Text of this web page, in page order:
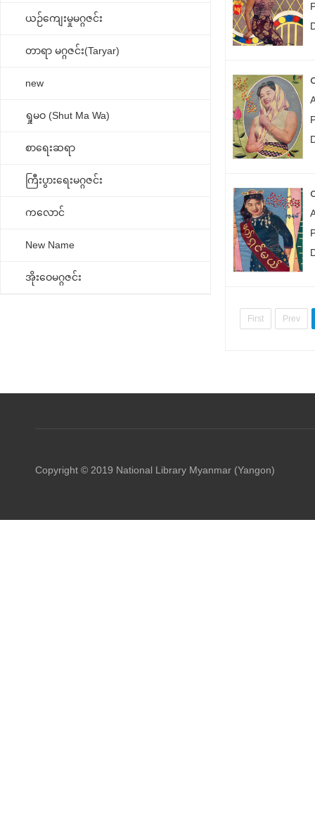
ယဉ်ကျေးမှုမဂ္ဂဇင်း
တာရာ မဂ္ဂဇင်း(Taryar)
new
ရှုမဝ (Shut Ma Wa)
စာရေးဆရာ
ကြီးပွားရေးမဂ္ဂဇင်း
ကလောင်
New Name
အိုးဝေမဂ္ဂဇင်း
First Prev
Copyright © 2019 National Library Myanmar (Yangon)